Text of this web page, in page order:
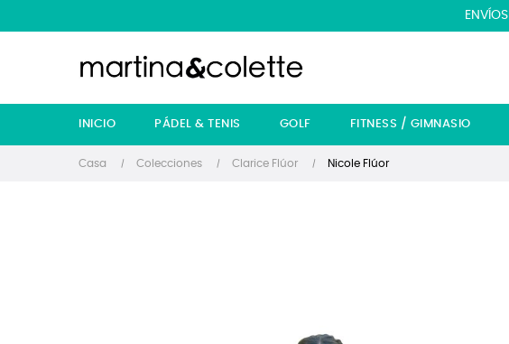
ENVÍOS
INICIO PÁDEL & TENIS GOLF FITNESS / GIMNASIO
Casa Colecciones Clarice Flúor Nicole Flúor